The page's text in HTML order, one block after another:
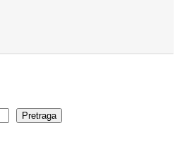
Pretraga